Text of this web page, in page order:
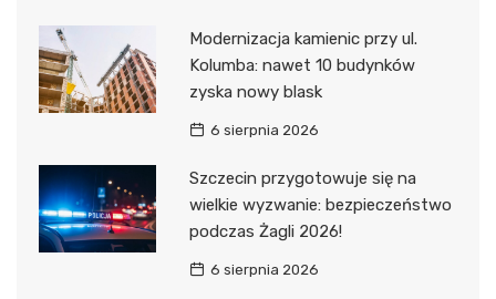
Modernizacja kamienic przy ul.
Kolumba: nawet 10 budynków
zyska nowy blask
6 sierpnia 2026
Szczecin przygotowuje się na
wielkie wyzwanie: bezpieczeństwo
podczas Żagli 2026!
6 sierpnia 2026